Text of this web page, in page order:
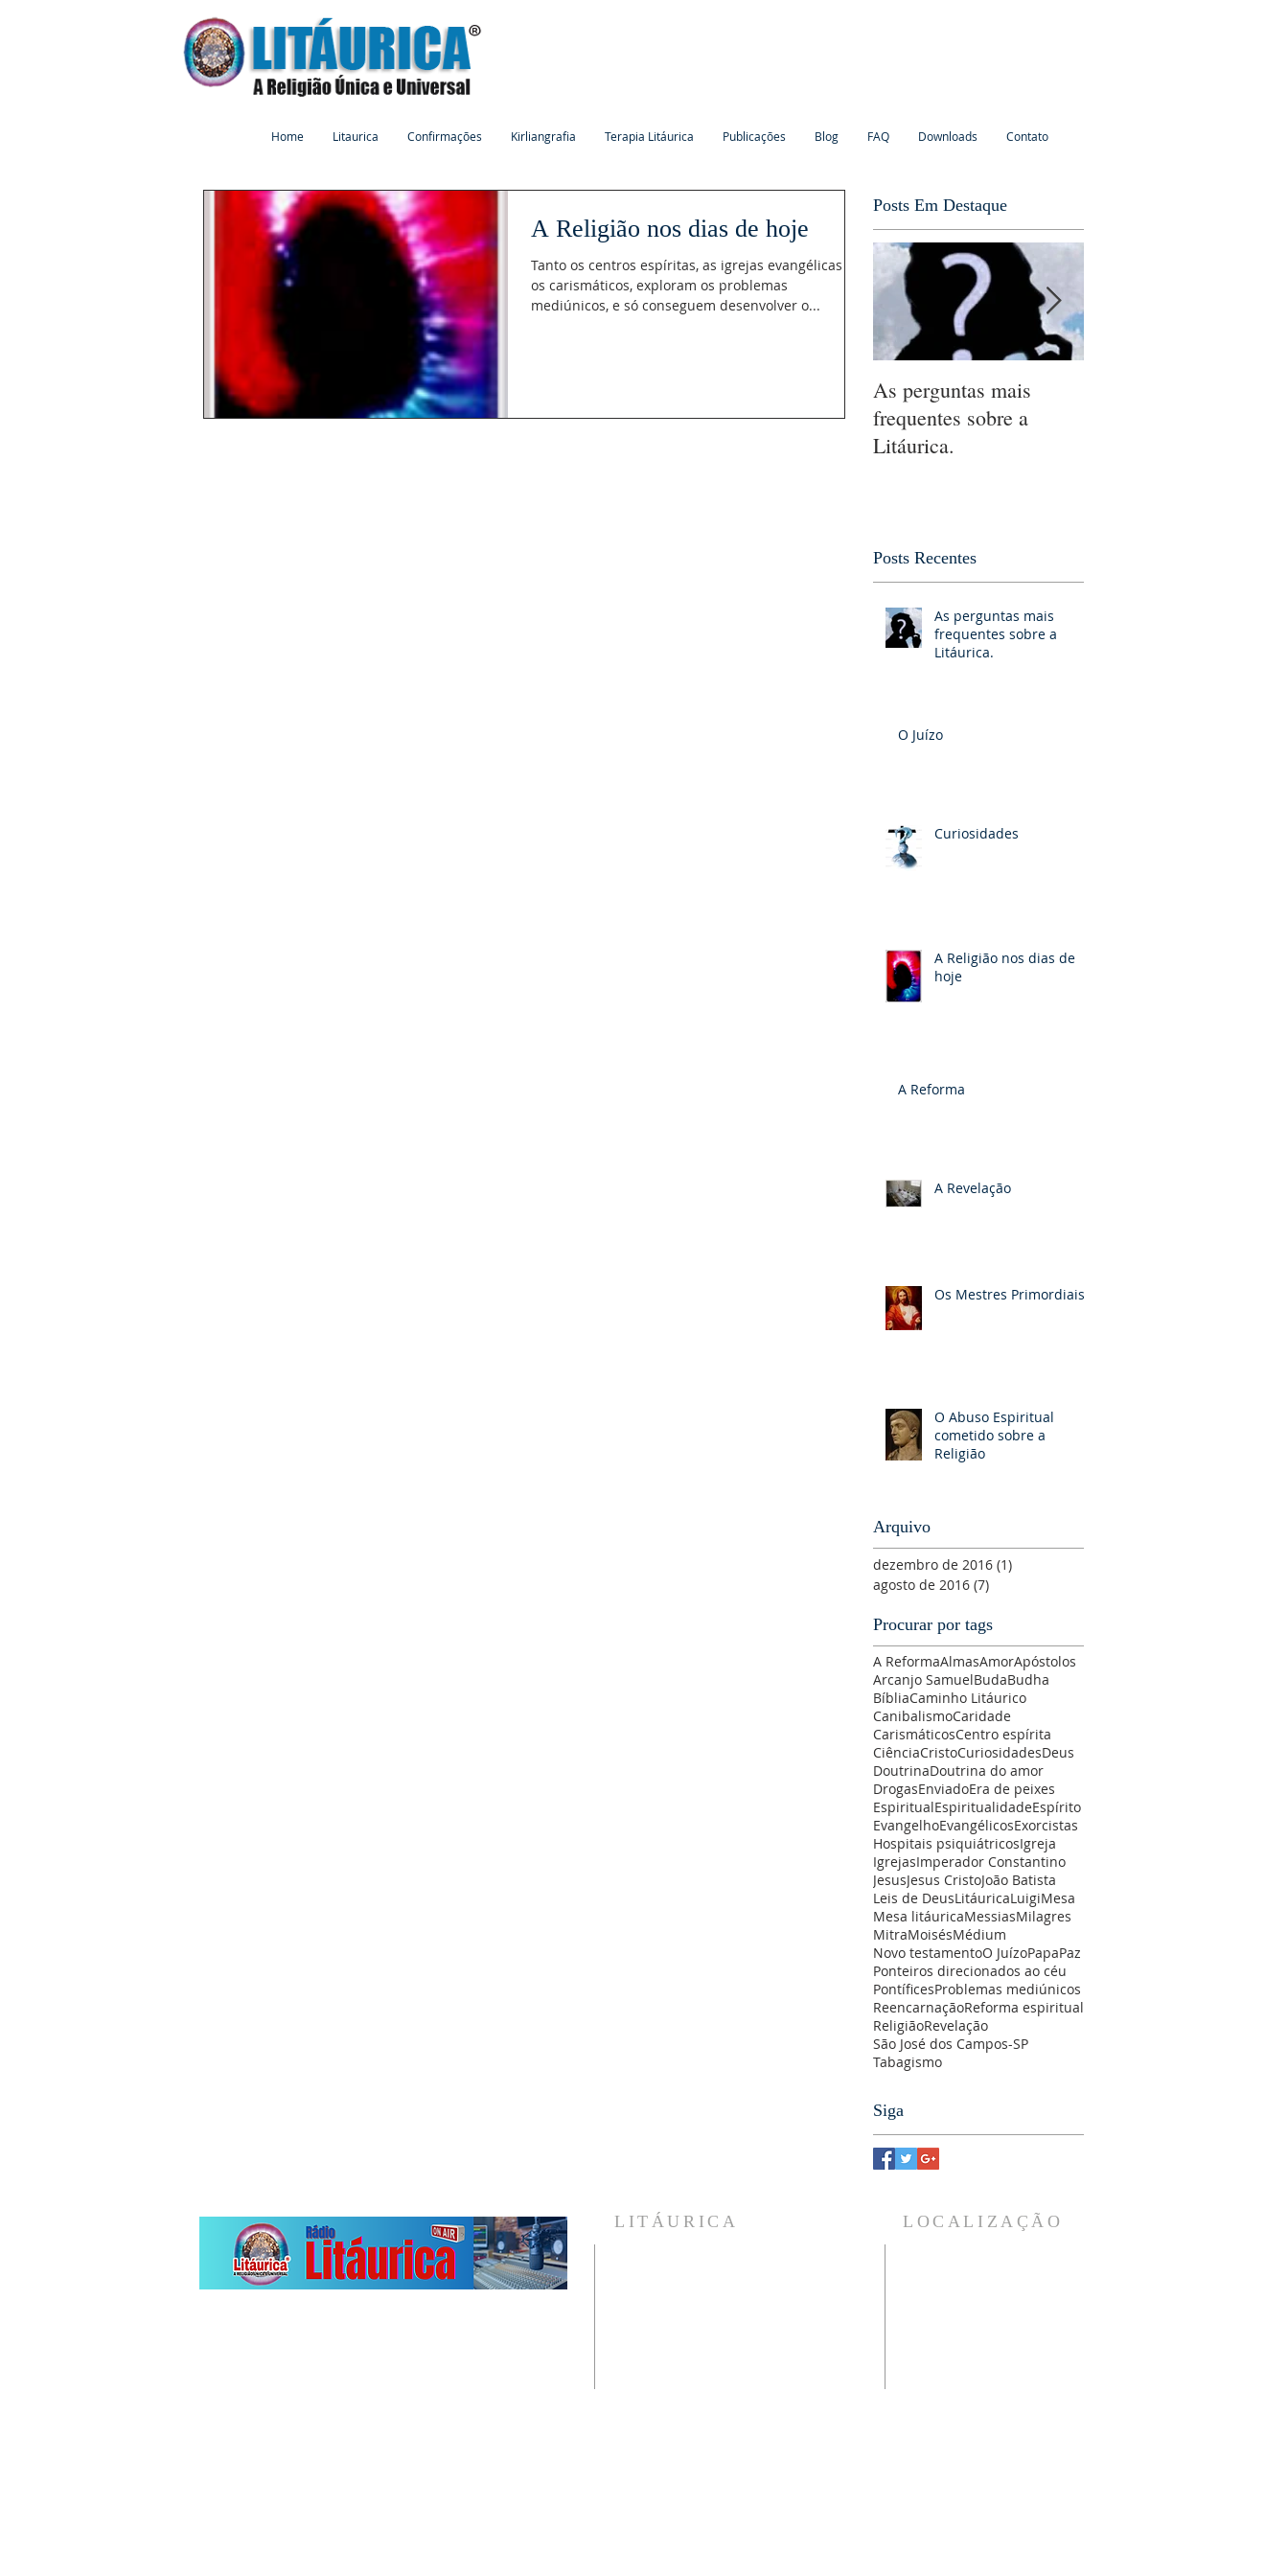
Home Litaurica Confirmações Kirliangrafia Terapia Litáurica Publicações Blog FAQ Downloads Contato
A Religião nos dias de hoje
Tanto os centros espíritas, as igrejas evangélicas e
os carismáticos, exploram os problemas
mediúnicos, e só conseguem desenvolver o...
Posts Em Destaque
As perguntas mais
frequentes sobre a
Litáurica.
Posts Recentes
As perguntas mais
frequentes sobre a
Litáurica.
O Juízo
Curiosidades
A Religião nos dias de
hoje
A Reforma
A Revelação
Os Mestres Primordiais
O Abuso Espiritual
cometido sobre a
Religião
Arquivo
dezembro de 2016 (1)
agosto de 2016 (7)
Procurar por tags
A ReformaAlmasAmorApóstolos
Arcanjo SamuelBudaBudha
BíbliaCaminho Litáurico
CanibalismoCaridade
CarismáticosCentro espírita
CiênciaCristoCuriosidadesDeus
DoutrinaDoutrina do amor
DrogasEnviadoEra de peixes
EspiritualEspiritualidadeEspírito
EvangelhoEvangélicosExorcistas
Hospitais psiquiátricosIgreja
IgrejasImperador Constantino
JesusJesus CristoJoão Batista
Leis de DeusLitáuricaLuigiMesa
Mesa litáuricaMessiasMilagres
MitraMoisésMédium
Novo testamentoO JuízoPapaPaz
Ponteiros direcionados ao céu
PontíficesProblemas mediúnicos
ReencarnaçãoReforma espiritual
ReligiãoRevelação
São José dos Campos-SP
Tabagismo
Siga
LITÁURICA LOCALIZAÇÃO